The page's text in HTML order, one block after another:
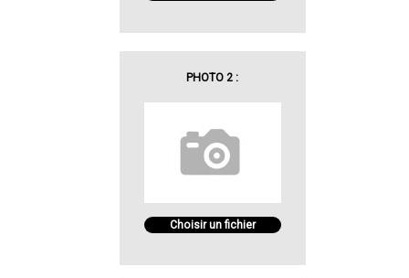
PHOTO 2 :
Choisir un fichier